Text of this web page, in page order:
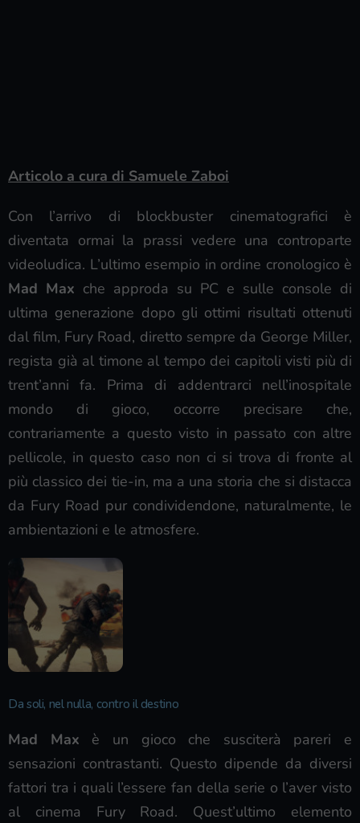
Articolo a cura di Samuele Zaboi
Con l’arrivo di blockbuster cinematografici è
diventata ormai la prassi vedere una controparte
videoludica. L’ultimo esempio in ordine cronologico è
Mad Max che approda su PC e sulle console di
ultima generazione dopo gli ottimi risultati ottenuti
dal film, Fury Road, diretto sempre da George Miller,
regista già al timone al tempo dei capitoli visti più di
trent’anni fa. Prima di addentrarci nell’inospitale
mondo di gioco, occorre precisare che,
contrariamente a questo visto in passato con altre
pellicole, in questo caso non ci si trova di fronte al
più classico dei tie-in, ma a una storia che si distacca
da Fury Road pur condividendone, naturalmente, le
ambientazioni e le atmosfere.
Da soli, nel nulla, contro il destino
Mad Max è un gioco che susciterà pareri e
sensazioni contrastanti. Questo dipende da diversi
fattori tra i quali l’essere fan della serie o l’aver visto
al cinema Fury Road. Quest’ultimo elemento